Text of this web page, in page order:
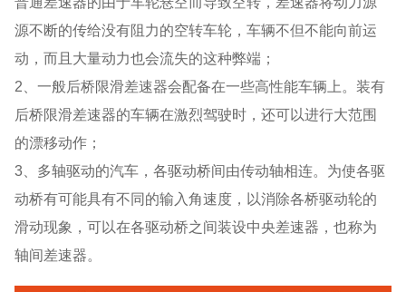
源不断的传给没有阻力的空转车轮，车辆不但不能向前运
动，而且大量动力也会流失的这种弊端；
2、一般后桥限滑差速器会配备在一些高性能车辆上。装有
后桥限滑差速器的车辆在激烈驾驶时，还可以进行大范围
的漂移动作；
3、多轴驱动的汽车，各驱动桥间由传动轴相连。为使各驱
动桥有可能具有不同的输入角速度，以消除各桥驱动轮的
滑动现象，可以在各驱动桥之间装设中央差速器，也称为
轴间差速器。